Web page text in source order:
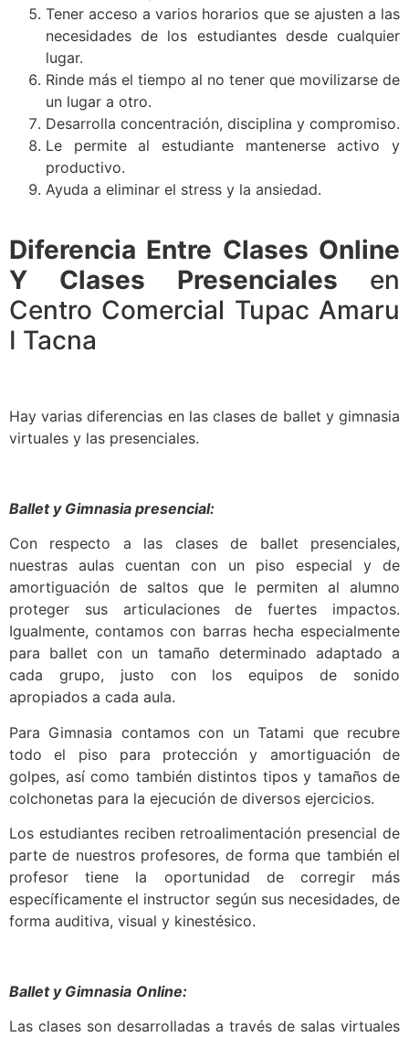
Tener acceso a varios horarios que se ajusten a las
necesidades de los estudiantes desde cualquier
lugar.
Rinde más el tiempo al no tener que movilizarse de
un lugar a otro.
Desarrolla concentración, disciplina y compromiso.
Le permite al estudiante mantenerse activo y
productivo.
Ayuda a eliminar el stress y la ansiedad.
Diferencia Entre Clases Online
Y Clases Presenciales en
Centro Comercial Tupac Amaru
I Tacna
Hay varias diferencias en las clases de ballet y gimnasia
virtuales y las presenciales.
Ballet y Gimnasia presencial:
Con respecto a las clases de ballet presenciales,
nuestras aulas cuentan con un piso especial y de
amortiguación de saltos que le permiten al alumno
proteger sus articulaciones de fuertes impactos.
Igualmente, contamos con barras hecha especialmente
para ballet con un tamaño determinado adaptado a
cada grupo, justo con los equipos de sonido
apropiados a cada aula.
Para Gimnasia contamos con un Tatami que recubre
todo el piso para protección y amortiguación de
golpes, así como también distintos tipos y tamaños de
colchonetas para la ejecución de diversos ejercicios.
Los estudiantes reciben retroalimentación presencial de
parte de nuestros profesores, de forma que también el
profesor tiene la oportunidad de corregir más
específicamente el instructor según sus necesidades, de
forma auditiva, visual y kinestésico.
Ballet y Gimnasia Online:
Las clases son desarrolladas a través de salas virtuales